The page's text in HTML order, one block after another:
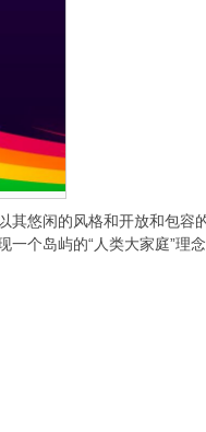
其悠闲的风格和开放和包
一个岛屿的“人类大家庭”